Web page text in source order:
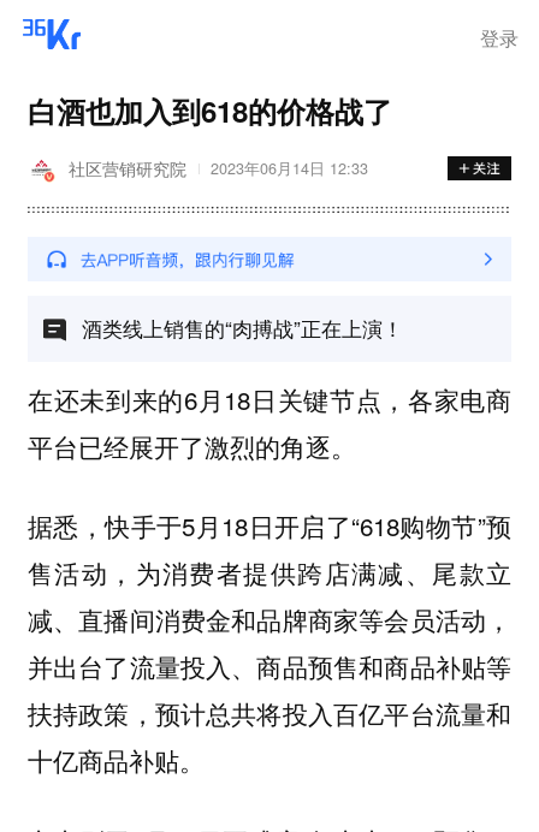
登录
白酒也加入到618的价格战了
社区营销研究院 2023年06月14日 12:33
酒类线上销售的“肉搏战”正在上演！
在还未到来的6月18日关键节点，各家电商
平台已经展开了激烈的角逐。
据悉，快手于5月18日开启了“618购物节”预
售活动，为消费者提供跨店满减、尾款立
减、直播间消费金和品牌商家等会员活动，
并出台了流量投入、商品预售和商品补贴等
扶持政策，预计总共将投入百亿平台流量和
十亿商品补贴。